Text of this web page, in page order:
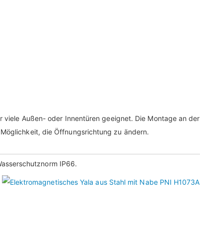
Außen- oder Innentüren geeignet. Die Montage an der
die Öffnungsrichtung zu ändern.
IP66.